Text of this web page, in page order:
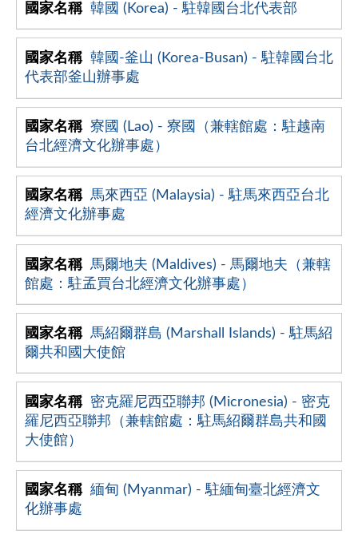
韓國 (Korea) - 駐韓國台北代表部
韓國-釜山 (Korea-Busan) - 駐韓國台北
代表部釜山辦事處
寮國 (Lao) - 寮國（兼轄館處：駐越南
台北經濟文化辦事處）
馬來西亞 (Malaysia) - 駐馬來西亞台北
經濟文化辦事處
馬爾地夫 (Maldives) - 馬爾地夫（兼轄
館處：駐孟買台北經濟文化辦事處）
馬紹爾群島 (Marshall Islands) - 駐馬紹
爾共和國大使館
密克羅尼西亞聯邦 (Micronesia) - 密克
羅尼西亞聯邦（兼轄館處：駐馬紹爾群島共和國
大使館）
緬甸 (Myanmar) - 駐緬甸臺北經濟文
化辦事處